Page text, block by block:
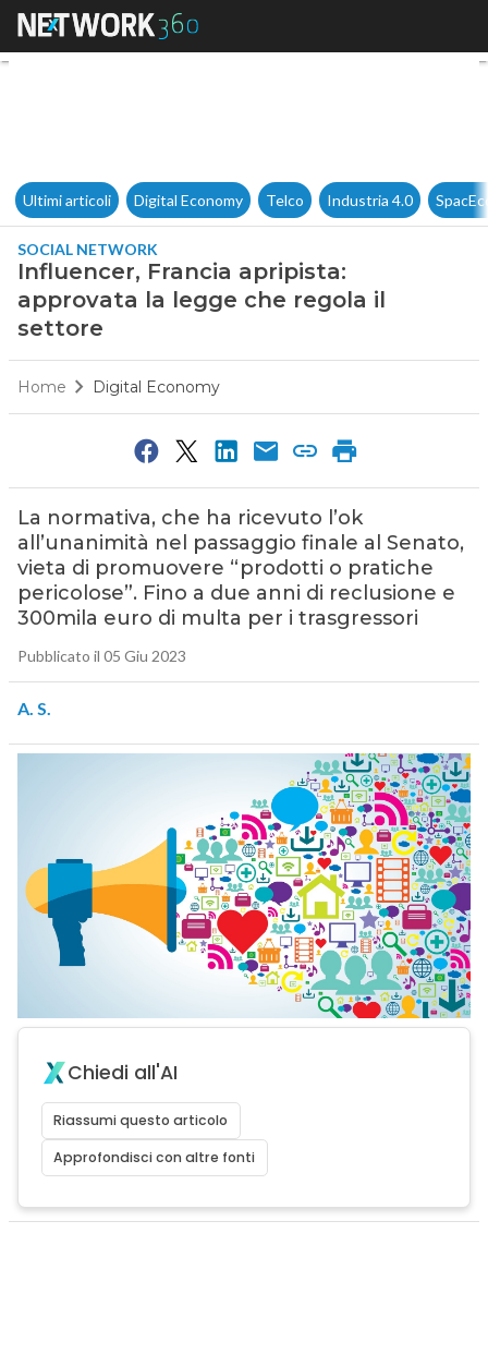
Influencer, Francia apripista:
Ultimi articoli Digital Economy Telco Industria 4.0
SOCIAL NETWORK
Influencer, Francia apripista:
approvata la legge che regola il
settore
Home Digital Economy
La normativa, che ha ricevuto l’ok
all’unanimità nel passaggio finale al Senato,
vieta di promuovere “prodotti o pratiche
pericolose”. Fino a due anni di reclusione e
300mila euro di multa per i trasgressori
Pubblicato il 05 Giu 2023
A. S.
Chiedi all'AI
Riassumi questo articolo
Approfondisci con altre fonti